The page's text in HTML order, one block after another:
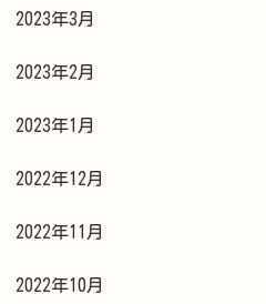
2023年3月
2023年2月
2023年1月
2022年12月
2022年11月
2022年10月